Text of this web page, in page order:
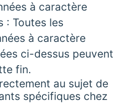
à caractère
: Toutes les
à caractère
ci-dessus peuvent
fin.
au sujet de
spécifiques chez